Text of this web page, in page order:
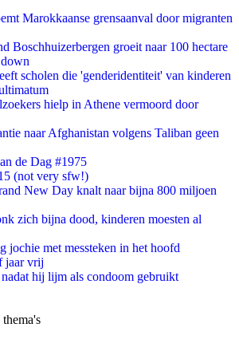
Marokkaanse grensaanval door migranten
Boschhuizerbergen groeit naar 100 hectare
scholen die 'genderidentiteit' van kinderen
hielp in Athene vermoord door
naar Afghanistan volgens Taliban geen
de Dag #1975
(not very sfw!)
New Day knalt naar bijna 800 miljoen
zich bijna dood, kinderen moesten al
jochie met messteken in het hoofd
jaar vrij
hij lijm als condoom gebruikt